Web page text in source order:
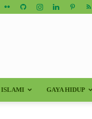
ISLAMI GAYA HIDUP